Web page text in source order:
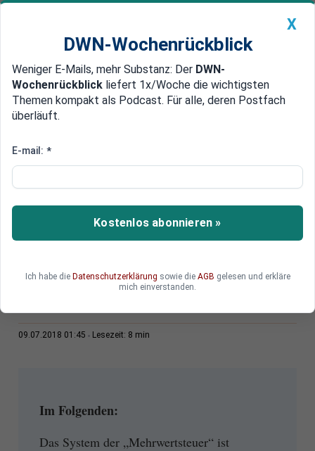
Newsticker MEIN DWN: Geldanlage Premium
Edelmetalle DWN-Magazin China
Budget-Löcher stopfen
EU-Steuerpläne: Der
Binnenmarkt wird zur Farce
Neue Steuerpläne der EU drohen, den
09.07.2018 01:45 Lesezeit: 8 min
Im Folgenden:
Das System der „Mehrwertsteuer“ ist
X
DWN-Wochenrückblick
Weniger E-Mails, mehr Substanz: Der DWN-
Wochenrückblick liefert 1x/Woche die wichtigsten
Themen kompakt als Podcast. Für alle, deren Postfach
überläuft.
E-mail: *
Kostenlos abonnieren »
Ich habe die Datenschutzerklärung sowie die AGB gelesen und erkläre
mich einverstanden.